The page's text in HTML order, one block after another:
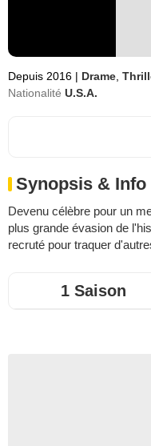
Depuis 2016 | Drame
Nationalité U.S.A.
Synopsis & Info
Devenu célèbre pour un
plus grande évasion de
recruté pour traquer
1 Saison